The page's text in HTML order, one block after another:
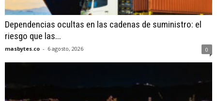
Dependencias ocultas en las cadenas de suministro: el
riesgo que las...
masbytes.co - 6 agosto, 2026 0